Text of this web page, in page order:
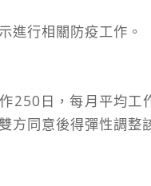
進行相關防疫工作。
250日，每月平均工
方同意後得彈性調整